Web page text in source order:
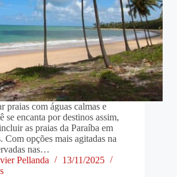
praias com águas calmas e
se encanta por destinos assim,
as praias da Paraíba em
Com opções mais agitadas na
nas…
Pellanda
13/11/2025